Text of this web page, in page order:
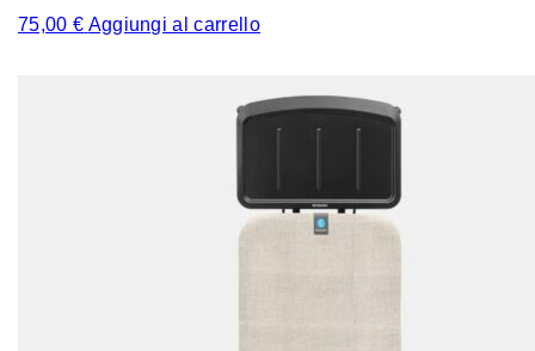
75,00 € Aggiungi al carrello